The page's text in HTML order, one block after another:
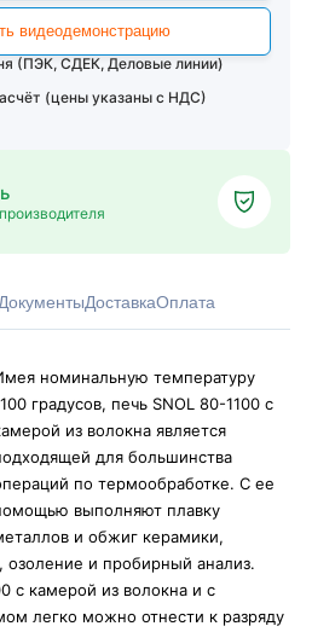
видеодемонстрацию
(ПЭК, СДЕК, Деловые линии)
(цены указаны с НДС)
ДокументыДоставкаОплата
номинальную температуру
градусов, печь SNOL 80-1100 с
из волокна является
для большинства
по термообработке. С ее
выполняют плавку
и обжиг керамики,
и пробирный анализ.
с камерой из волокна и с
легко можно отнести к разряду